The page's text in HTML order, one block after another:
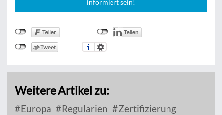
informiert sein!
Weitere Artikel zu:
Europa Regularien Zertifizierung